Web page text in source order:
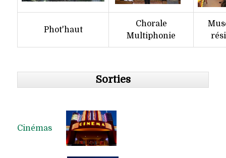
Phot'haut
Chorale
Multiphonie
Sorties
Cinémas